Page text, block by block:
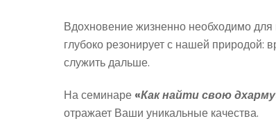
Вдохновение жизненно необходимо
глубоко резонирует с нашей природой:
служить дальше.
На семинаре «Как найти свою дхарму
отражает Ваши уникальные качества.